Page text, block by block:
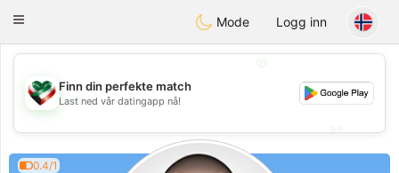
KuwaitChat
Toggle
Mode Logg inn
💖
💕
Finn din perfekte match
Last ned vår datingapp nå!
0.4/1